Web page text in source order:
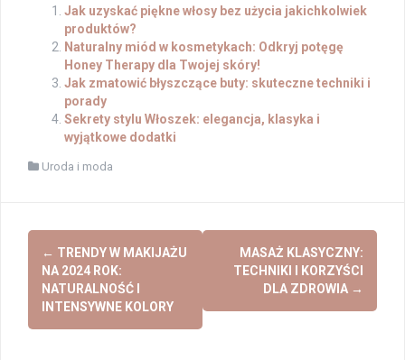
Jak uzyskać piękne włosy bez użycia jakichkolwiek
produktów?
Naturalny miód w kosmetykach: Odkryj potęgę
Honey Therapy dla Twojej skóry!
Jak zmatowić błyszczące buty: skuteczne techniki i
porady
Sekrety stylu Włoszek: elegancja, klasyka i
wyjątkowe dodatki
Uroda i moda
Post
navigation
← TRENDY W MAKIJAŻU
NA 2024 ROK:
NATURALNOŚĆ I
INTENSYWNE KOLORY
MASAŻ KLASYCZNY:
TECHNIKI I KORZYŚCI
DLA ZDROWIA →